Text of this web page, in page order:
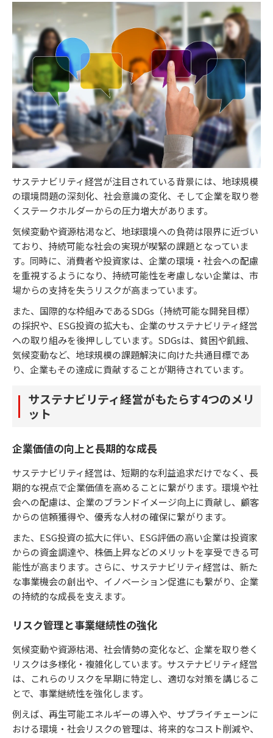
サステナビリティ経営が注目されている背景には、地球規模
の環境問題の深刻化、社会意識の変化、そして企業を取り巻
くステークホルダーからの圧力増大があります。
気候変動や資源枯渇など、地球環境への負荷は限界に近づい
ており、持続可能な社会の実現が喫緊の課題となっていま
す。同時に、消費者や投資家は、企業の環境・社会への配慮
を重視するようになり、持続可能性を考慮しない企業は、市
場からの支持を失うリスクが高まっています。
また、国際的な枠組みであるSDGs（持続可能な開発目標）
の採択や、ESG投資の拡大も、企業のサステナビリティ経営
への取り組みを後押ししています。SDGsは、貧困や飢餓、
気候変動など、地球規模の課題解決に向けた共通目標であ
り、企業もその達成に貢献することが期待されています。
サステナビリティ経営がもたらす4つのメリ
ット
企業価値の向上と長期的な成長
サステナビリティ経営は、短期的な利益追求だけでなく、長
期的な視点で企業価値を高めることに繋がります。環境や社
会への配慮は、企業のブランドイメージ向上に貢献し、顧客
からの信頼獲得や、優秀な人材の確保に繋がります。
また、ESG投資の拡大に伴い、ESG評価の高い企業は投資家
からの資金調達や、株価上昇などのメリットを享受できる可
能性が高まります。さらに、サステナビリティ経営は、新た
な事業機会の創出や、イノベーション促進にも繋がり、企業
の持続的な成長を支えます。
リスク管理と事業継続性の強化
気候変動や資源枯渇、社会情勢の変化など、企業を取り巻く
リスクは多様化・複雑化しています。サステナビリティ経営
は、これらのリスクを早期に特定し、適切な対策を講じるこ
とで、事業継続性を強化します。
例えば、再生可能エネルギーの導入や、サプライチェーンに
おける環境・社会リスクの管理は、将来的なコスト削減や、